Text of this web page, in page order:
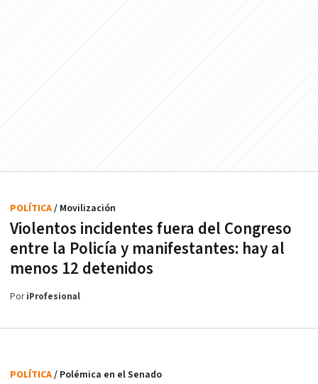
Violentos incidentes fuera del Congreso
entre la Policía y manifestantes: hay al
menos 12 detenidos
POLÍTICA/ Movilización
PoriProfesional
POLÍTICA/ Polémica en el Senado